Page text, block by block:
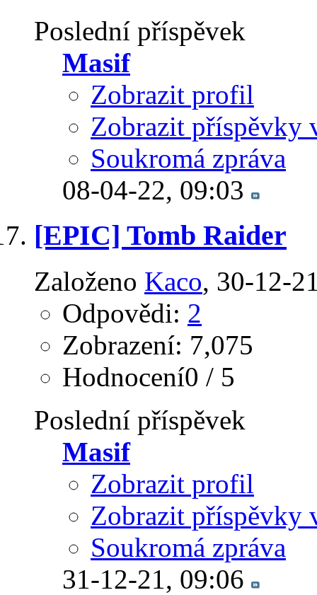
Poslední příspěvek
Masif
Zobrazit profil
Zobrazit příspěvky
Soukromá zpráva
08-04-22, 09:03
[EPIC] Tomb Raider
Založeno Kaco‎, 30-12-
Odpovědi: 2
Zobrazení: 7,075
Hodnocení0 / 5
Poslední příspěvek
Masif
Zobrazit profil
Zobrazit příspěvky
Soukromá zpráva
31-12-21, 09:06